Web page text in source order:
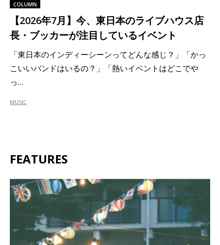
COLUMN
【2026年7月】今、東日本のライブハウス店
長・ブッカーが注目しているイベント
「東日本のインディーシーンってどんな感じ？」「かっ
こいいバンドはいるの？」「熱いイベントはどこでや
っ…
MUSIC
FEATURES